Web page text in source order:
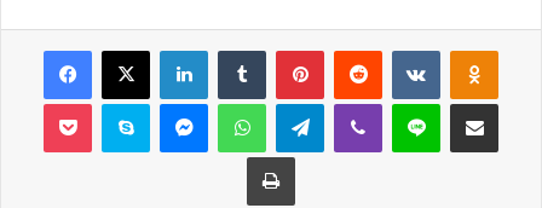
Facebook
X LinkedInTumblr PinterestReddit VKontakte
Pocket Skype MessengerWhatsAppTelegramViber Line E-Posta ile
Yazdır